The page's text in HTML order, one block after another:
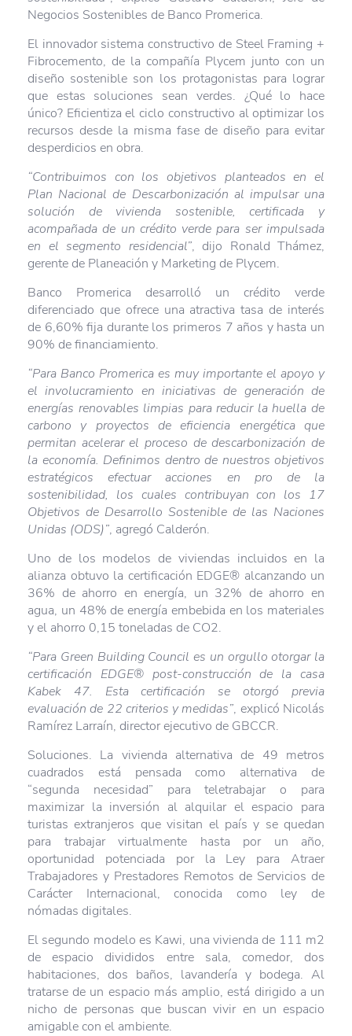
Negocios Sostenibles de Banco Promerica.
El innovador sistema constructivo de Steel Framing +
Fibrocemento, de la compañía Plycem junto con un
diseño sostenible son los protagonistas para lograr
que estas soluciones sean verdes. ¿Qué lo hace
único? Eficientiza el ciclo constructivo al optimizar los
recursos desde la misma fase de diseño para evitar
desperdicios en obra.
“Contribuimos con los objetivos planteados en el
Plan Nacional de Descarbonización al impulsar una
solución de vivienda sostenible, certificada y
acompañada de un crédito verde para ser impulsada
en el segmento residencial”, dijo Ronald Thámez,
gerente de Planeación y Marketing de Plycem.
Banco Promerica desarrolló un crédito verde
diferenciado que ofrece una atractiva tasa de interés
de 6,60% fija durante los primeros 7 años y hasta un
90% de financiamiento.
“Para Banco Promerica es muy importante el apoyo y
el involucramiento en iniciativas de generación de
energías renovables limpias para reducir la huella de
carbono y proyectos de eficiencia energética que
permitan acelerar el proceso de descarbonización de
la economía. Definimos dentro de nuestros objetivos
estratégicos efectuar acciones en pro de la
sostenibilidad, los cuales contribuyan con los 17
Objetivos de Desarrollo Sostenible de las Naciones
Unidas (ODS)”, agregó Calderón.
Uno de los modelos de viviendas incluidos en la
alianza obtuvo la certificación EDGE® alcanzando un
36% de ahorro en energía, un 32% de ahorro en
agua, un 48% de energía embebida en los materiales
y el ahorro 0,15 toneladas de CO2.
“Para Green Building Council es un orgullo otorgar la
certificación EDGE® post-construcción de la casa
Kabek 47. Esta certificación se otorgó previa
evaluación de 22 criterios y medidas”, explicó Nicolás
Ramírez Larraín, director ejecutivo de GBCCR.
Soluciones. La vivienda alternativa de 49 metros
cuadrados está pensada como alternativa de
“segunda necesidad” para teletrabajar o para
maximizar la inversión al alquilar el espacio para
turistas extranjeros que visitan el país y se quedan
para trabajar virtualmente hasta por un año,
oportunidad potenciada por la Ley para Atraer
Trabajadores y Prestadores Remotos de Servicios de
Carácter Internacional, conocida como ley de
nómadas digitales.
El segundo modelo es Kawi, una vivienda de 111 m2
de espacio divididos entre sala, comedor, dos
habitaciones, dos baños, lavandería y bodega. Al
tratarse de un espacio más amplio, está dirigido a un
nicho de personas que buscan vivir en un espacio
amigable con el ambiente.